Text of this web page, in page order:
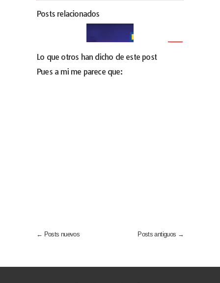
Posts relacionados
Lo que otros han dicho de este post
Pues a mi me parece que:
← Posts nuevos Posts antiguos →